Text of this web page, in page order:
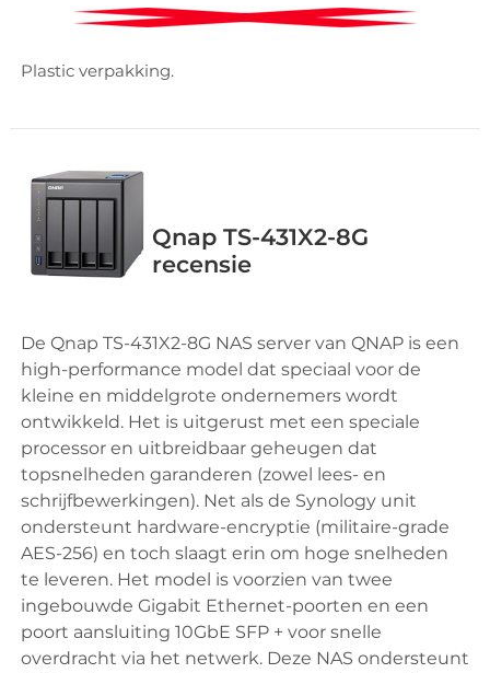
Plastic verpakking.
Qnap TS-431X2-8G
recensie
De Qnap TS-431X2-8G NAS server van QNAP is een
high-performance model dat speciaal voor de
kleine en middelgrote ondernemers wordt
ontwikkeld. Het is uitgerust met een speciale
processor en uitbreidbaar geheugen dat
topsnelheden garanderen (zowel lees- en
schrijfbewerkingen). Net als de Synology unit
ondersteunt hardware-encryptie (militaire-grade
AES-256) en toch slaagt erin om hoge snelheden
te leveren. Het model is voorzien van twee
ingebouwde Gigabit Ethernet-poorten en een
poort aansluiting 10GbE SFP + voor snelle
overdracht via het netwerk. Deze NAS ondersteunt